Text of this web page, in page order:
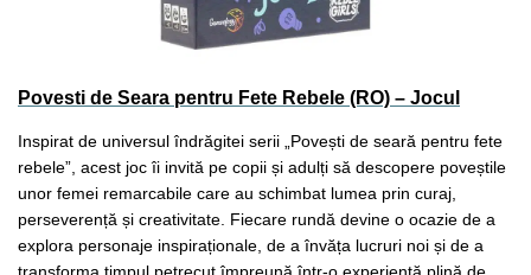
Povesti de Seara pentru Fete Rebele (RO) – Jocul
Inspirat de universul îndrăgitei serii „Povești de seară pentru fete
rebele”, acest joc îi invită pe copii și adulți să descopere poveștile
unor femei remarcabile care au schimbat lumea prin curaj,
perseverență și creativitate. Fiecare rundă devine o ocazie de a
explora personaje inspiraționale, de a învăța lucruri noi și de a
transforma timpul petrecut împreună într-o experiență plină de